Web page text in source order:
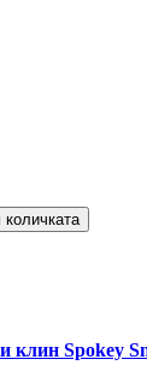
клин Spokey